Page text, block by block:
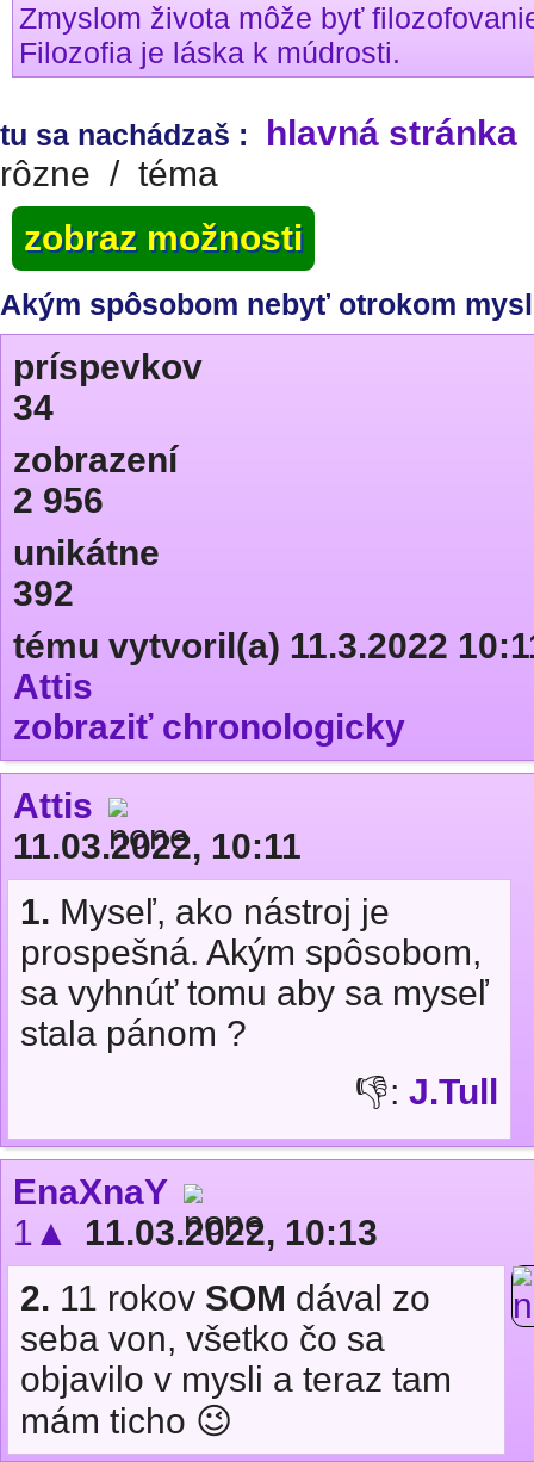
Zmyslom života môže byť
Filozofia je láska k múdrosti.
tu sa nachádzaš : hlavná stránka
rôzne / téma
zobraz možnosti
Akým spôsobom nebyť otrokom
príspevkov
34
zobrazení
2 956
unikátne
392
tému vytvoril(a) 11.3.2022
Attis
zobraziť chronologicky
Attis
11.03.2022, 10:11
1. Myseľ, ako nástroj je
prospešná. Akým spôsobom,
sa vyhnúť tomu aby sa myseľ
stala pánom ?
👎: J.Tull
EnaXnaY
1▲
11.03.2022, 10:13
2. 11 rokov SOM dával zo
seba von, všetko čo sa
objavilo v mysli a teraz tam
mám ticho 😉